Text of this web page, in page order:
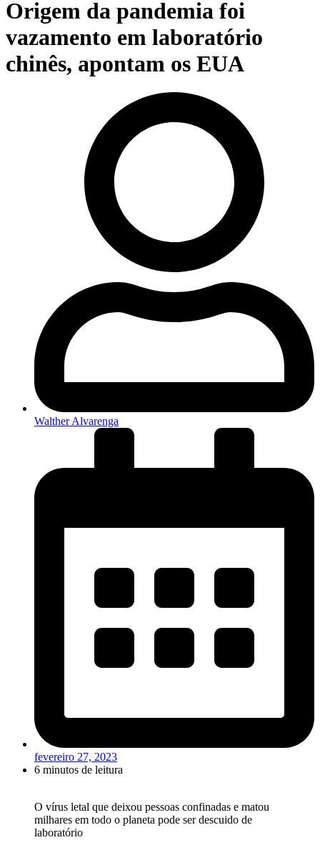
Origem da pandemia foi
vazamento em laboratório
chinês, apontam os EUA
Walther Alvarenga
fevereiro 27, 2023
6 minutos de leitura
O vírus letal que deixou pessoas confinadas e matou
milhares em todo o planeta pode ser descuido de
laboratório